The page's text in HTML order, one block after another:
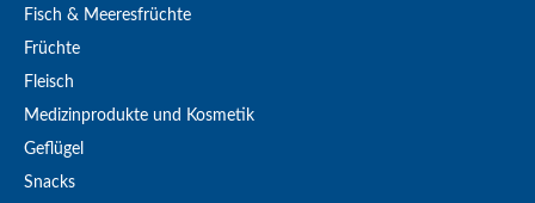
Fisch & Meeresfrüchte
Früchte
Fleisch
Medizinprodukte und Kosmetik
Geflügel
Snacks